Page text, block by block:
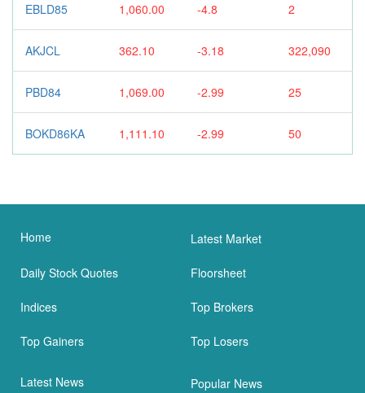
EBLD85 1,060.00 -4.8 2
AKJCL 362.10 -3.18 322,090
PBD84 1,069.00 -2.99 25
BOKD86KA 1,111.10 -2.99 50
Home Latest Market
Daily Stock Quotes Floorsheet
Indices Top Brokers
Top Gainers Top Losers
Latest News Popular News